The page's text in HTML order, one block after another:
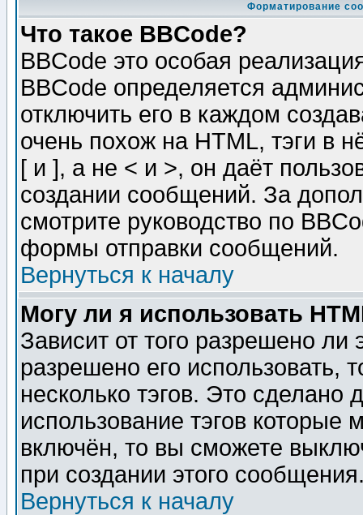
Форматирование
Что такое BBCode?
BBCode это особая
BBCode определяется
отключить его в каждом
очень похож на HTML, тэги в
[ и ], а не < и >, он даёт
создании сообщений. За
смотрите руководство по
формы отправки сообщений.
Вернуться к началу
Могу ли я использовать
Зависит от того разрешено
разрешено его использовать,
несколько тэгов. Это сделано
использование тэгов
включён, то вы сможете
при создании этого
Вернуться к началу